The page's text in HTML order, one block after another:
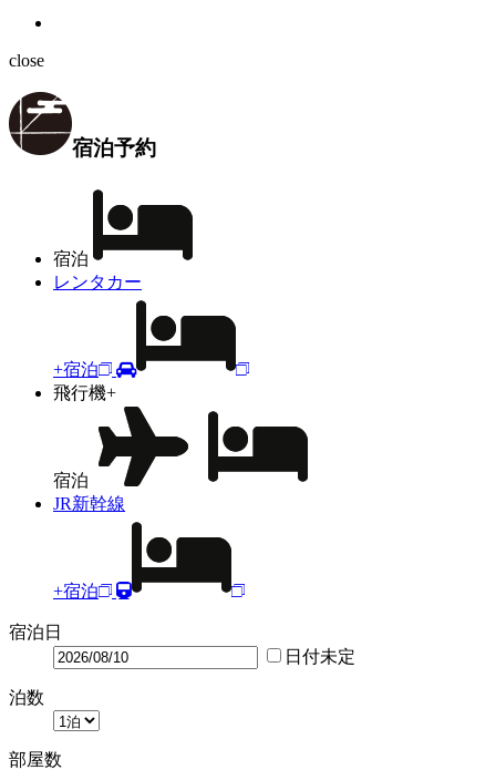
close
宿泊予約
宿泊
レンタカー
+宿泊
飛行機+
宿泊
JR新幹線
+宿泊
宿泊日
日付未定
泊数
部屋数